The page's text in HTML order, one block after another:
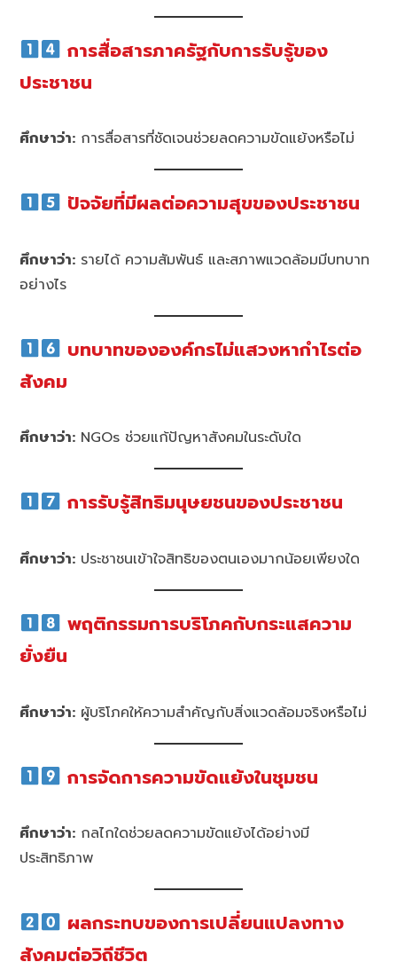
การสื่อสารภาครัฐกับการรับรู้ของ
ประชาชน
ศึกษาว่า: การสื่อสารที่ชัดเจนช่วยลดความขัดแย้งหรือไม่
ปัจจัยที่มีผลต่อความสุขของประชาชน
ศึกษาว่า: รายได้ ความสัมพันธ์ และสภาพแวดล้อมมีบทบาท
อย่างไร
บทบาทขององค์กรไม่แสวงหากำไรต่อ
สังคม
ศึกษาว่า: NGOs ช่วยแก้ปัญหาสังคมในระดับใด
การรับรู้สิทธิมนุษยชนของประชาชน
ศึกษาว่า: ประชาชนเข้าใจสิทธิของตนเองมากน้อยเพียงใด
พฤติกรรมการบริโภคกับกระแสความ
ยั่งยืน
ศึกษาว่า: ผู้บริโภคให้ความสำคัญกับสิ่งแวดล้อมจริงหรือไม่
การจัดการความขัดแย้งในชุมชน
ศึกษาว่า: กลไกใดช่วยลดความขัดแย้งได้อย่างมี
ประสิทธิภาพ
ผลกระทบของการเปลี่ยนแปลงทาง
สังคมต่อวิถีชีวิต